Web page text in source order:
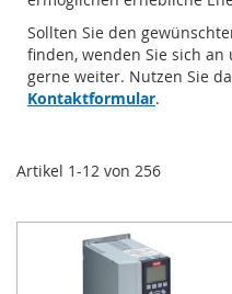
Sollten Sie den
finden, wenden Sie sich
gerne weiter. Nutzen Sie
Kontaktformular.
Artikel 1-12 von 256